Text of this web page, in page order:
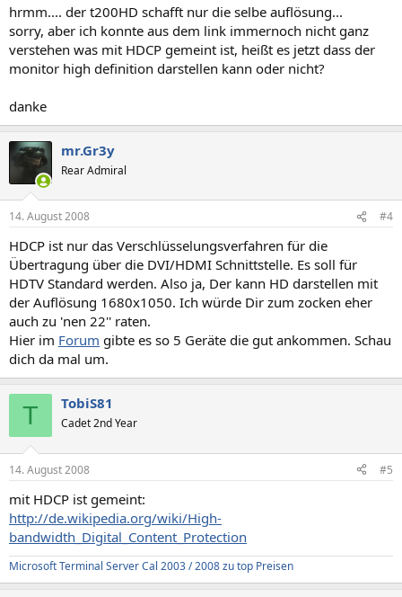
hrmm.... der t200HD schafft nur die selbe auflösung...
sorry, aber ich konnte aus dem link immernoch nicht ganz
verstehen was mit HDCP gemeint ist, heißt es jetzt dass der
monitor high definition darstellen kann oder nicht?
danke
mr.Gr3y
Rear Admiral
14. August 2008 #4
HDCP ist nur das Verschlüsselungsverfahren für die
Übertragung über die DVI/HDMI Schnittstelle. Es soll für
HDTV Standard werden. Also ja, Der kann HD darstellen mit
der Auflösung 1680x1050. Ich würde Dir zum zocken eher
auch zu 'nen 22'' raten.
Hier im Forum gibte es so 5 Geräte die gut ankommen. Schau
dich da mal um.
T TobiS81
Cadet 2nd Year
14. August 2008 #5
mit HDCP ist gemeint:
http://de.wikipedia.org/wiki/High-
bandwidth_Digital_Content_Protection
Microsoft Terminal Server Cal 2003 / 2008 zu top Preisen